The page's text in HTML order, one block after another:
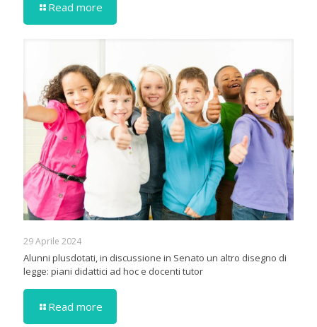
Read more
29 Aprile 2024
Alunni plusdotati, in discussione in Senato un altro disegno di
legge: piani didattici ad hoc e docenti tutor
Read more